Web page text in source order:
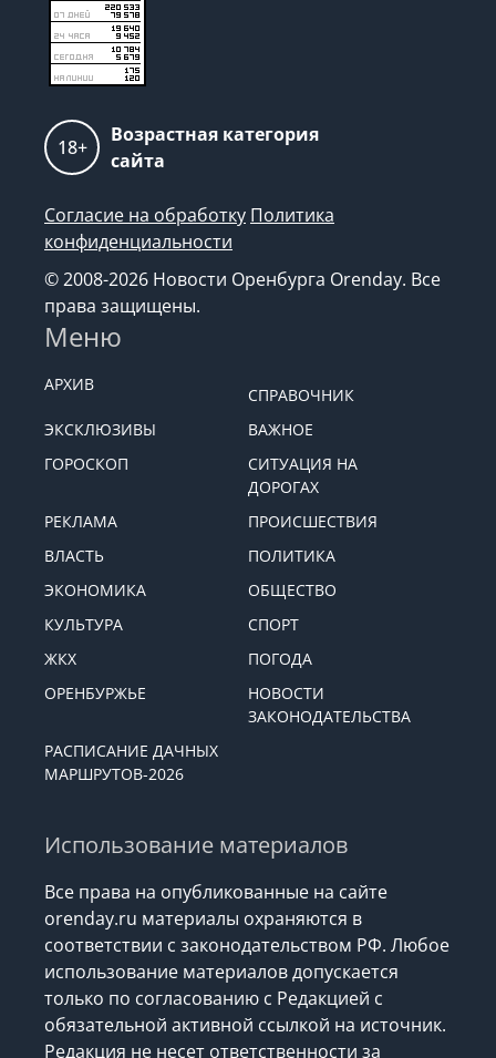
18+
Возрастная категория
сайта
Согласие на обработку Политика
конфиденциальности
© 2008-2026 Новости Оренбурга Orenday. Все
права защищены.
Меню
АРХИВ
СПРАВОЧНИК
ЭКСКЛЮЗИВЫ
ВАЖНОЕ
ГОРОСКОП
СИТУАЦИЯ НА
ДОРОГАХ
РЕКЛАМА
ПРОИСШЕСТВИЯ
ВЛАСТЬ
ПОЛИТИКА
ЭКОНОМИКА
ОБЩЕСТВО
КУЛЬТУРА
СПОРТ
ЖКХ
ПОГОДА
ОРЕНБУРЖЬЕ
НОВОСТИ
ЗАКОНОДАТЕЛЬСТВА
РАСПИСАНИЕ ДАЧНЫХ
МАРШРУТОВ-2026
Использование материалов
Все права на опубликованные на сайте
orenday.ru материалы охраняются в
соответствии с законодательством РФ. Любое
использование материалов допускается
только по согласованию с Редакцией с
обязательной активной ссылкой на источник.
Редакция не несет ответственности за